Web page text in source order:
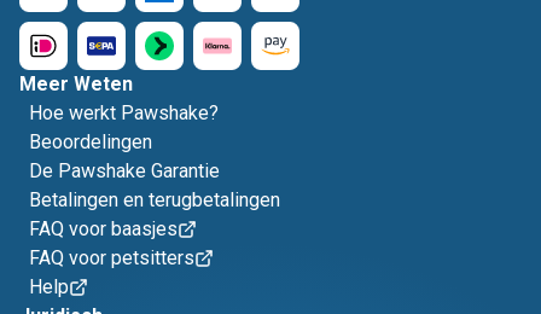
Meer Weten
Hoe werkt Pawshake?
Beoordelingen
De Pawshake Garantie
Betalingen en terugbetalingen
FAQ voor baasjes
FAQ voor petsitters
Help